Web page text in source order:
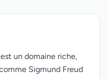
un domaine riche,
Sigmund Freud